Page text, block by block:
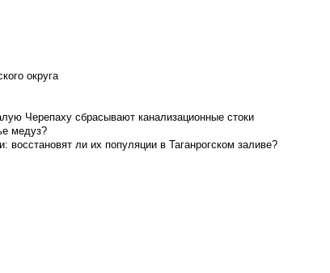
округа
Черепаху сбрасывают канализационные стоки
медуз?
ли их популяции в Таганрогском заливе?